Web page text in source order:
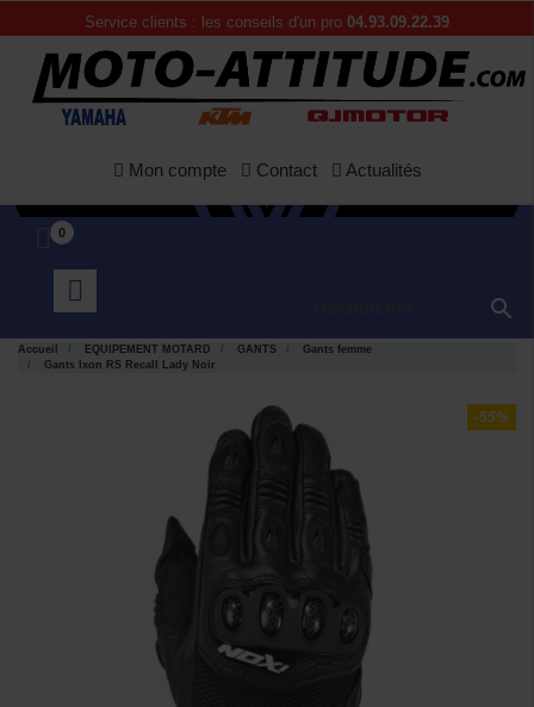
Service clients : les conseils d'un pro 04.93.09.22.39
Mon compte Contact Actualités
0

Accueil EQUIPEMENT MOTARD GANTS
Gants femme
Gants Ixon RS Recall Lady Noir
-55%